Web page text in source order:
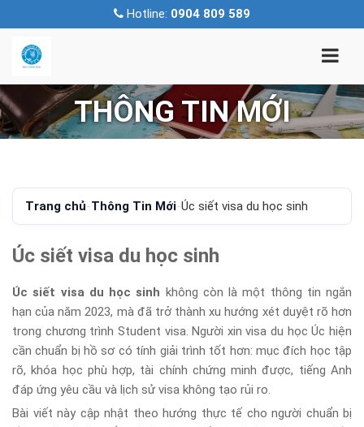
Hotline: 0904 809 589
THÔNG TIN MỚI
Trang chủ-Thông Tin Mới-Úc siết visa du học sinh
Úc siết visa du học sinh
Úc siết visa du học sinh không còn là một thông tin ngắn
hạn của năm 2023, mà đã trở thành xu hướng xét duyệt rõ hơn
trong chương trình Student visa. Người xin visa du học Úc hiện
cần chuẩn bị hồ sơ có tính giải trình tốt hơn: mục đích học tập
rõ, khóa học phù hợp, tài chính chứng minh được, tiếng Anh
đáp ứng yêu cầu và lịch sử visa không tạo rủi ro.
Bài viết này cập nhật theo hướng thực tế cho người chuẩn bị